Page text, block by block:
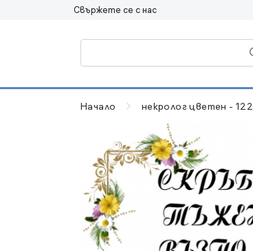
Свържете се с нас
Начало некролог цветен - 122